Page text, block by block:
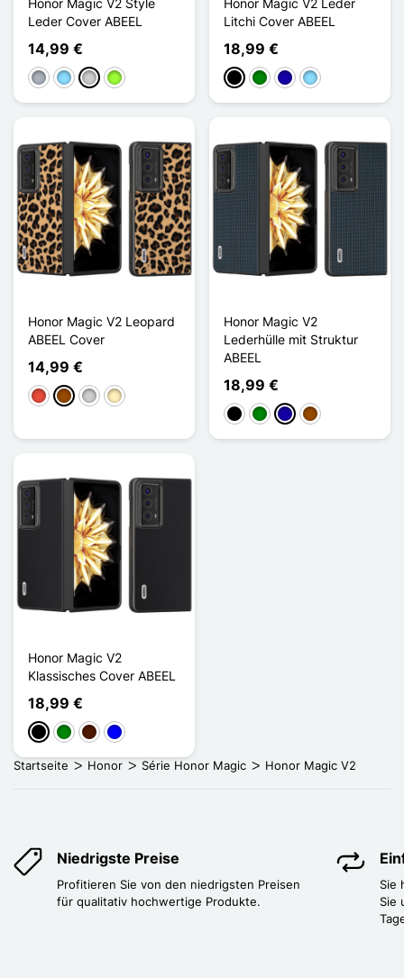
Leder Cover ABEEL
14,99 €
GrauHellblau
SilberApfelgrün
Litchi Cover ABEEL
18,99 €
Schwarz
GrünDunkelblau
Hellblau
Honor Magic V2 Leopard
ABEEL Cover
14,99 €
Rot BraunSilberGolden
Honor Magic V2
Lederhülle mit Struktur
ABEEL
18,99 €
Schwarz
GrünDunkelblau
Braun
Honor Magic V2
Klassisches Cover ABEEL
18,99 €
Schwarz
GrünDunkelbraun
Blau
Startseite Honor Série Honor Magic Honor Magic V2
Niedrigste Preise
Profitieren Sie von den niedrigsten Preisen
für qualitativ hochwertige Produkte.
Sie
Sie